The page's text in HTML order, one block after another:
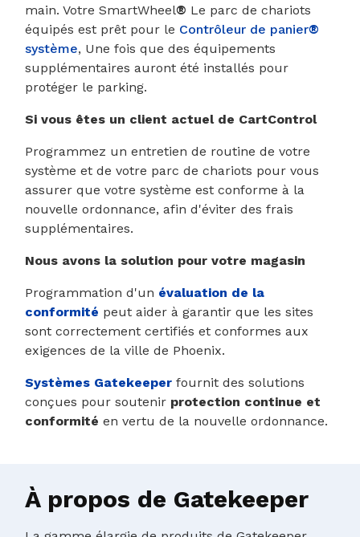
main. Votre SmartWheel® Le parc de chariots
équipés est prêt pour le Contrôleur de panier®
système, Une fois que des équipements
supplémentaires auront été installés pour
protéger le parking.
Si vous êtes un client actuel de CartControl
Programmez un entretien de routine de votre
système et de votre parc de chariots pour vous
assurer que votre système est conforme à la
nouvelle ordonnance, afin d'éviter des frais
supplémentaires.
Nous avons la solution pour votre magasin
Programmation d'un évaluation de la
conformité peut aider à garantir que les sites
sont correctement certifiés et conformes aux
exigences de la ville de Phoenix.
Systèmes Gatekeeper fournit des solutions
conçues pour soutenir protection continue et
conformité en vertu de la nouvelle ordonnance.
À propos de Gatekeeper